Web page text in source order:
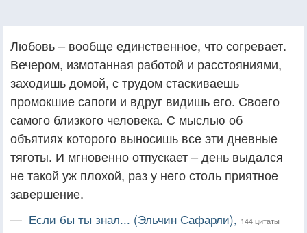
Любовь – вообще единственное, что согревает.
Вечером, измотанная работой и расстояниями,
заходишь домой, с трудом стаскиваешь
промокшие сапоги и вдруг видишь его. Своего
самого близкого человека. С мыслью об
объятиях которого выносишь все эти дневные
тяготы. И мгновенно отпускает – день выдался
не такой уж плохой, раз у него столь приятное
завершение.
— Если бы ты знал... (Эльчин Сафарли), 144 цитаты